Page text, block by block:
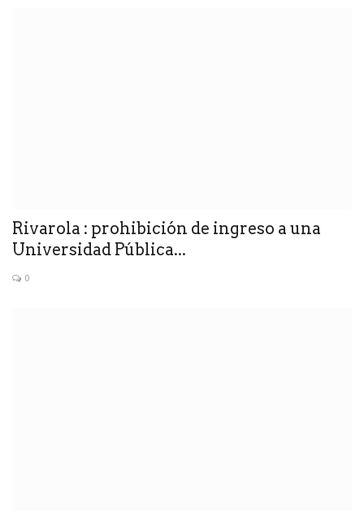
Rivarola : prohibición de ingreso a una
Universidad Pública...
0